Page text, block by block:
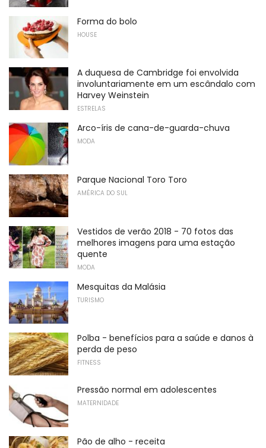
Forma do bolo
HOUSE
A duquesa de Cambridge foi envolvida
involuntariamente em um escândalo com
Harvey Weinstein
ESTRELAS
Arco-íris de cana-de-guarda-chuva
MODA
Parque Nacional Toro Toro
AMÉRICA DO SUL
Vestidos de verão 2018 - 70 fotos das
melhores imagens para uma estação
quente
MODA
Mesquitas da Malásia
TURISMO
Polba - benefícios para a saúde e danos à
perda de peso
FITNESS
Pressão normal em adolescentes
MATERNIDADE
Pão de alho - receita